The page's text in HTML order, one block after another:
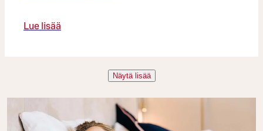
Lue lisää
Näytä lisää